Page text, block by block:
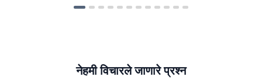
नेहमी विचारले जाणारे प्रश्न